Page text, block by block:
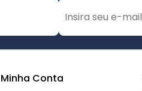
Minha Conta